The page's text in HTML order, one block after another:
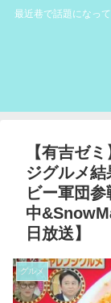
最近巷で話題になっ
【有吉ゼ
ジグルメ
ビー軍団
中
日放送】
グルメ